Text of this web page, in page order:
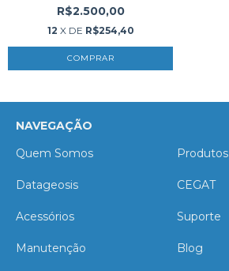
R$2.500,00
12 X DE R$254,40
NAVEGAÇÃO
Quem Somos
Produtos
Datageosis CEGAT
Acessórios Suporte
Manutenção Blog